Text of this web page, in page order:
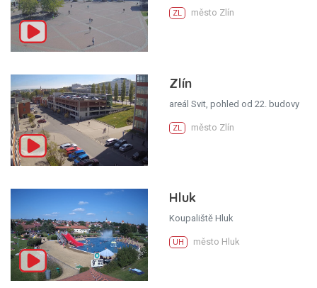
ZL město Zlín
Zlín
areál Svit, pohled od 22. budovy
ZL město Zlín
Hluk
Koupaliště Hluk
UH město Hluk